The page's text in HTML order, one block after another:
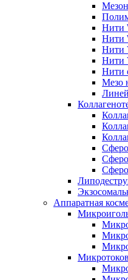
Нити
Нити
Нити
Нити
Нити
Мезо
Аппаратная